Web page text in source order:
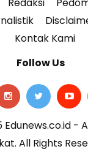
Kontak Kami
Follow Us
-
All Rights